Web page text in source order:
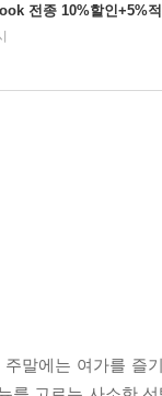
전종 10%할인+5%
말에는 여가를